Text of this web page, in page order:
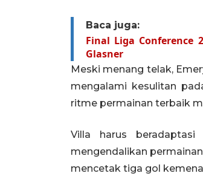
Baca juga:
Final Liga Conference
Glasner
Meski menang telak,
mengalami kesulitan
ritme permainan terbaik
Villa harus
mengendalikan
mencetak tiga gol